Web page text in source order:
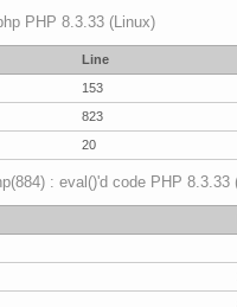
PHP 8.3.33 (Linux)
Line
153
823
20
: eval()'d code PHP 8.3.33